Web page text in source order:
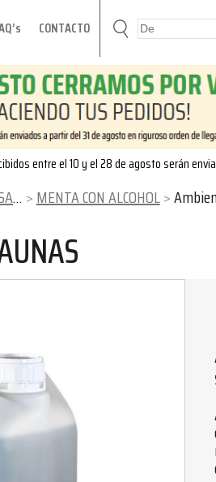
CONTACTO
entre el 10 y el 28 de agosto serán
MENTA CON ALCOHOL